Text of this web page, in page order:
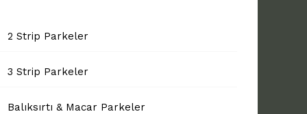
2 Strip Parkeler
3 Strip Parkeler
Balıksırtı & Macar Parkeler